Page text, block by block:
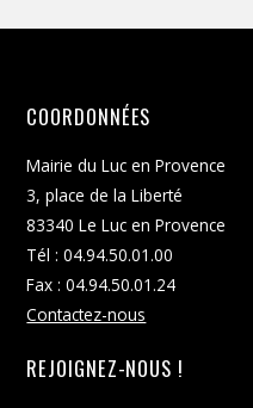
COORDONNÉES
Mairie du Luc en Provence
3, place de la Liberté
83340 Le Luc en Provence
Tél : 04.94.50.01.00
Fax : 04.94.50.01.24
Contactez-nous
REJOIGNEZ-NOUS !